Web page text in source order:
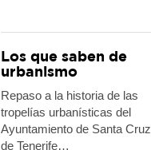
Los que saben de
urbanismo
Repaso a la historia de las
tropelías urbanísticas del
Ayuntamiento de Santa Cruz
de Tenerife…